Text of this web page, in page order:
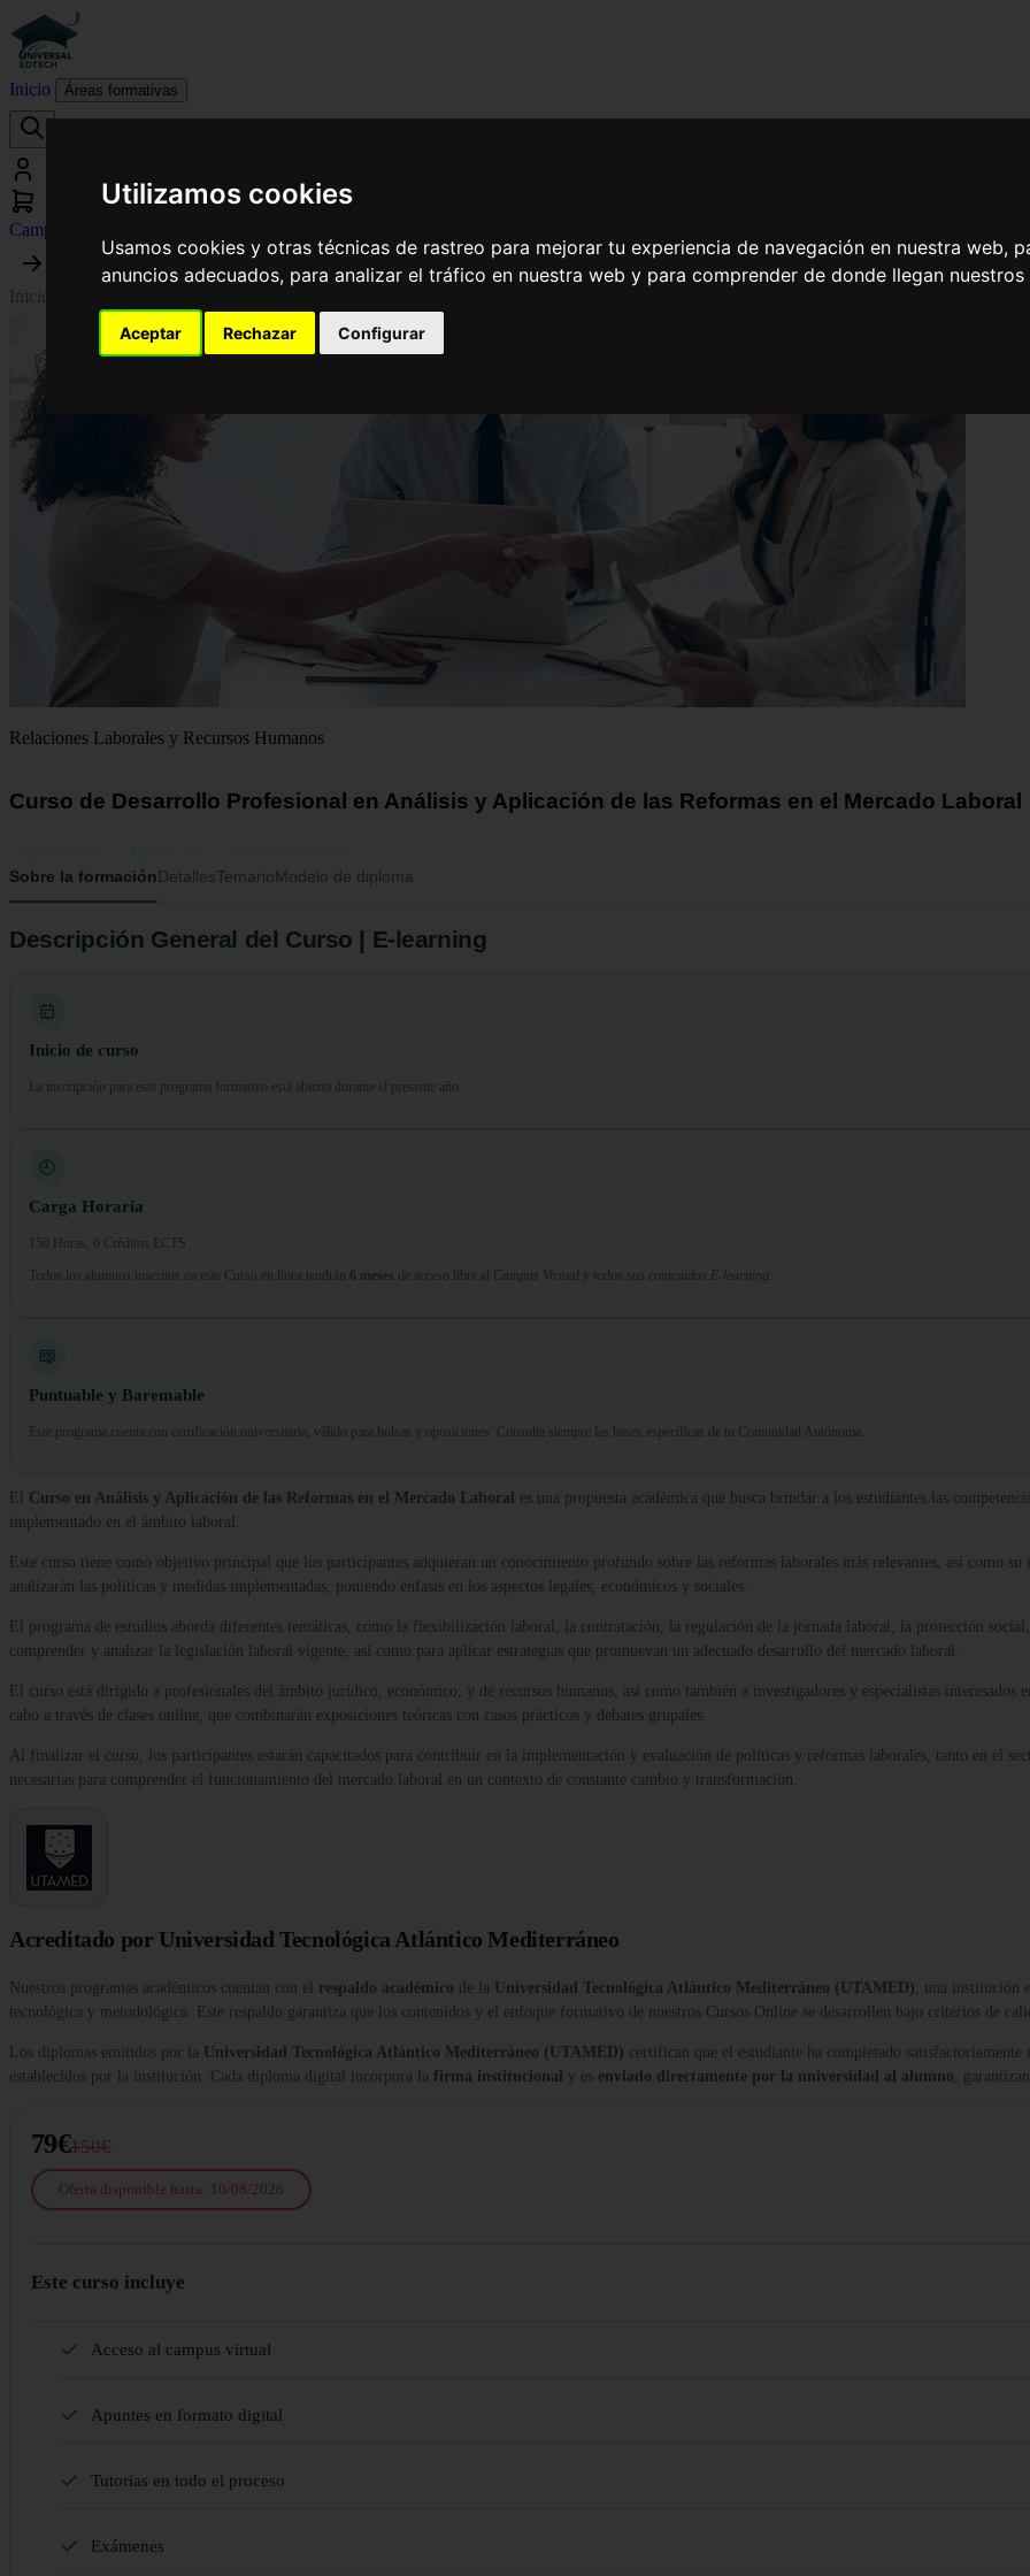
Utilizamos cookies
Usamos cookies y otras técnicas de rastreo para mejorar tu experiencia de navegación en nuestra web,
anuncios adecuados, para analizar el tráfico en nuestra web y para comprender de donde llegan
Aceptar Rechazar Configurar
Inicio Áreas formativas
Campus virtual
Inicio
Relaciones Laborales y Recursos Humanos
Curso de Desarrollo Profesional en Análisis y Aplicación de las Reformas en el Mercado Laboral
Sobre la formaciónDetallesTemarioModelo de diploma
Descripción General del Curso | E-learning
Inicio de curso
La inscripción para este programa formativo está abierta durante el presente año.
Carga Horaria
150 Horas, 6 Créditos ECTS
Todos los alumnos inscritos en este Curso en línea tendrán 6 meses de acceso libre al Campus Virtual y todos sus contenidos E-learning.
Puntuable y Baremable
Este programa cuenta con certificación universitaria, válido para bolsas y oposiciones. Consulta siempre las bases específicas de tu Comunidad Autónoma.
El Curso en Análisis y Aplicación de las Reformas en el Mercado Laboral
es una propuesta académica que busca brindar a los estudiantes las
implementado en el ámbito laboral.
Este curso tiene como objetivo principal que los participantes adquieran un conocimiento profundo sobre las reformas laborales más relevantes, así como
analizarán las políticas y medidas implementadas, poniendo énfasis en los aspectos legales, económicos y sociales.
El programa de estudios aborda diferentes temáticas, como la flexibilización laboral, la contratación, la regulación de la jornada laboral, la protección
comprender y analizar la legislación laboral vigente, así como para aplicar estrategias que promuevan un adecuado desarrollo del mercado laboral.
El curso está dirigido a profesionales del ámbito jurídico, económico, y de recursos humanos, así como también a investigadores y especialistas
cabo a través de clases online, que combinarán exposiciones teóricas con casos prácticos y debates grupales.
Al finalizar el curso, los participantes estarán capacitados para contribuir en la implementación y evaluación de políticas y reformas laborales, tanto en el
necesarias para comprender el funcionamiento del mercado laboral en un contexto de constante cambio y transformación.
Acreditado por Universidad Tecnológica Atlántico Mediterráneo
Nuestros programas académicos cuentan con el respaldo académico de la Universidad Tecnológica Atlántico Mediterráneo (UTAMED), una institución
tecnológica y metodológica. Este respaldo garantiza que los contenidos y el enfoque formativo de nuestros Cursos Online se desarrollen bajo criterios de
Los diplomas emitidos por la Universidad Tecnológica Atlántico Mediterráneo (UTAMED) certifican que el estudiante ha completado
establecidos por la institución. Cada diploma digital incorpora la firma institucional y es enviado directamente por la universidad al alumno,
79€150€
Oferta disponible hasta: 10/08/2026
Este curso incluye
Acceso al campus virtual
Apuntes en formato digital
Tutorias en todo el proceso
Exámenes